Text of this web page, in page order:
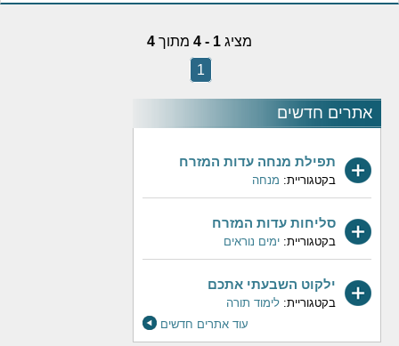
אתרים חדשים
תפילת מנחה עדות המזרח
בקטגוריית: מנחה
סליחות עדות המזרח
בקטגוריית: ימים נוראים
ילקוט השבעתי אתכם
בקטגוריית: לימוד תורה
עוד אתרים חדשים
מציג 1 - 4 מתוך 4
1